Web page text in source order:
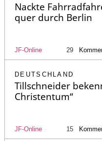
Nackte
quer durch Berlin
JF-Online 29
DEUTSCHLAND
Tillschneider
Christentum“
JF-Online 15